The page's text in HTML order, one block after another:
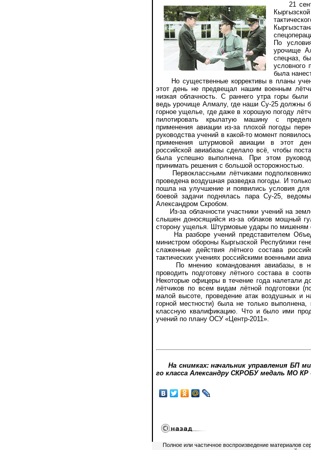
21
По
урочище
спецназ,
условного
была
Но существенные коррективы в планы
этот день не предвещал нашим военным
низкая облачность. C раннего утра горы
ведь урочище Алмалу, где наши Су-25 должны
горное ущелье, где даже в хорошую погоду
пилотировать крылатую машину с
применения авиации из-за плохой погоды
руководства учений в какой-то момент
применения штурмовой авиации в этот
российской авиабазы сделало всё, чтобы
была успешно выполнена. При этом
принимать решения с большой осторожностью.
Первоклассными лётчиками
проведена воздушная разведка погоды. И
пошла на улучшение и появились условия
боевой задачи поднялась пара Су-25,
Александром Скробом.
Из-за облачности участники учений на
слышен доносящийся из-за облаков мощный
сторону ущелья. Штурмовые удары по мишеням
На разборе учений представителем
министром обороны Кыргызской Республики
слаженные действия лётного состава
тактических учениях российскими военными
По мнению командования авиабазы, в
проводить подготовку лётного состава в
Некоторые офицеры в течение года налетали
лётчиков по всем видам лётной подготовки
малой высоте, проведение атак воздушных и
горной местности) была не только
классную квалификацию. Что и было ими
учений по плану ОСУ «Центр-2011».
На снимках: начальник управления БП
го класса Александру СКРОБУ медаль МО
Полное или частичное воспроизведение материалов